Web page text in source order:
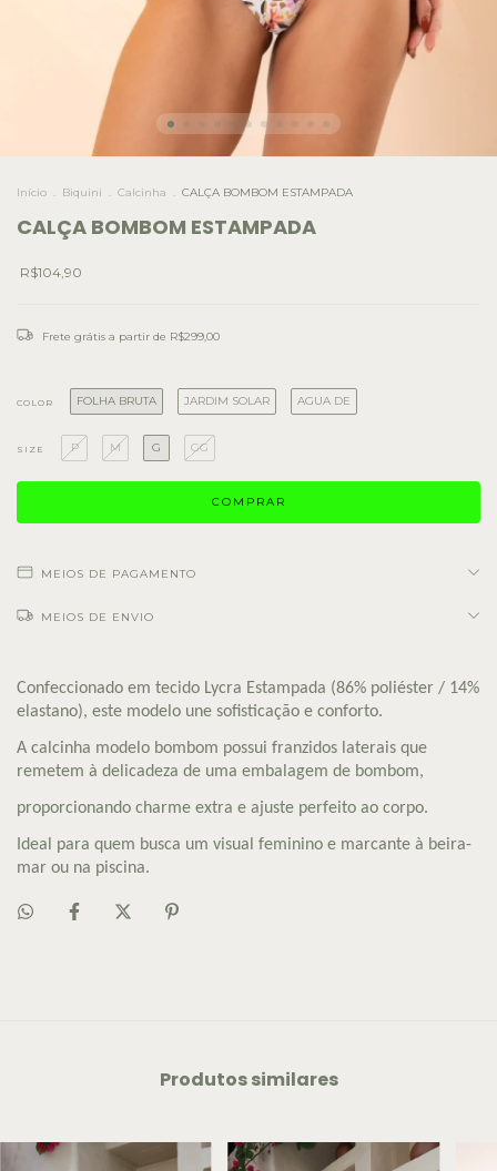
Início . Biquini . Calcinha . CALÇA BOMBOM ESTAMPADA
CALÇA BOMBOM ESTAMPADA
R$104,90
Frete grátis a partir de R$299,00
COLOR FOLHA BRUTA JARDIM SOLAR AGUA DE
SIZE P M G GG
MEIOS DE PAGAMENTO
MEIOS DE ENVIO
Confeccionado em tecido Lycra Estampada (86% poliéster / 14%
elastano), este modelo une sofisticação e conforto.
A calcinha modelo bombom possui franzidos laterais que
remetem à delicadeza de uma embalagem de bombom,
proporcionando charme extra e ajuste perfeito ao corpo.
Ideal para quem busca um visual feminino e marcante à beira-
mar ou na piscina.
Produtos similares